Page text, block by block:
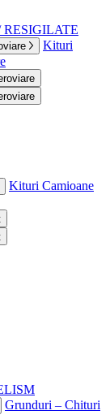
Kituri
Kituri Camioane
Grunduri – Chituri